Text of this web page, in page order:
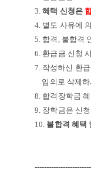
3. 혜택 신청은
4. 별도 사유에
5. 합격 , 불합격
6. 환급금 신청
7. 작성하신 환
임의로 삭제하
8. 합격장학금
9. 장학금은 신
10. 불합격 혜택